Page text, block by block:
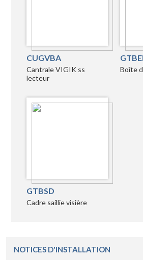
CUGVBA
Cantrale VIGIK ss
lecteur
Boîte
GTBSD
Cadre saillie visière
NOTICES D'INSTALLATION